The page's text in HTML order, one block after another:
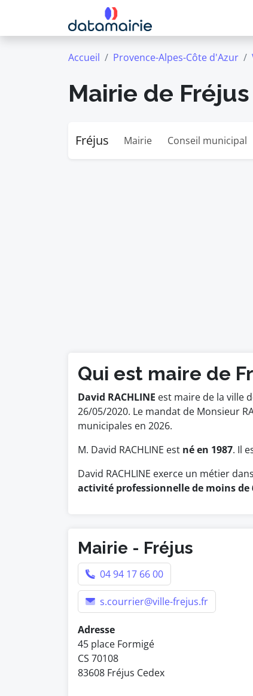
Accueil Provence-Alpes-Côte d'Azur
Mairie de Fréjus
Fréjus Mairie Conseil municipal
Qui est maire de
David RACHLINE est maire de la ville
26/05/2020. Le mandat de Monsieur
municipales en 2026.
M. David RACHLINE est né en 1987. Il
David RACHLINE exerce un métier
activité professionnelle de moins de
Mairie - Fréjus
04 94 17 66 00
s.courrier@ville-frejus.fr
Adresse
45 place Formigé
CS 70108
83608 Fréjus Cedex